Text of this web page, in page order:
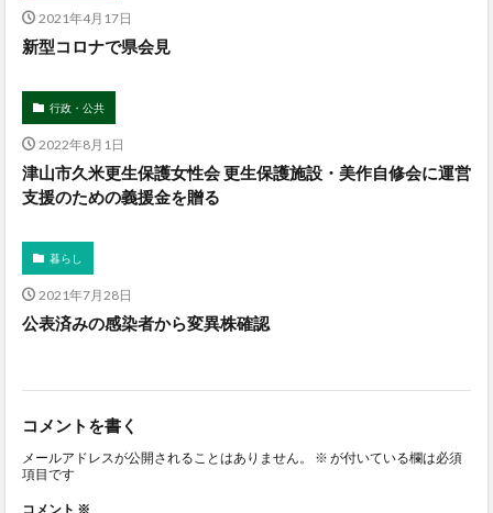
2021年4月17日
新型コロナで県会見
行政・公共
2022年8月1日
津山市久米更生保護女性会 更生保護施設・美作自修会に運営
支援のための義援金を贈る
暮らし
2021年7月28日
公表済みの感染者から変異株確認
コメントを書く
メールアドレスが公開されることはありません。 ※ が付いている欄は必須
項目です
コメント ※